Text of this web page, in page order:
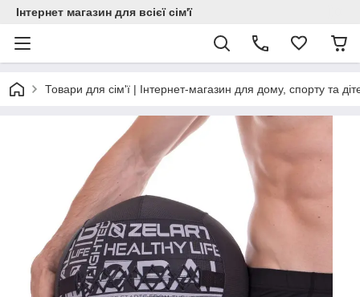
Інтернет магазин для всієї сім'ї
Товари для сім'ї | Інтернет-магазин для дому, спорту та